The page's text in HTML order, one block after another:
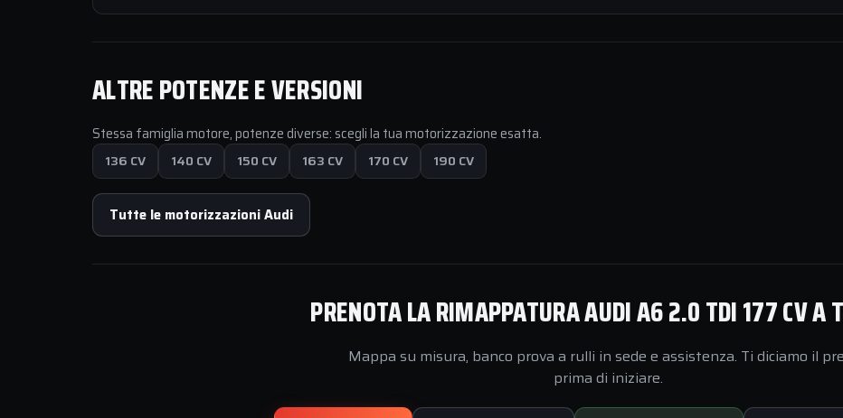
ALTRE POTENZE E VERSIONI
Stessa famiglia motore, potenze diverse: scegli la tua motorizzazione esatta.
136 CV
140 CV 150 CV 163 CV 170 CV 190 CV
Tutte le motorizzazioni Audi
PRENOTA LA RIMAPPATURA AUDI A6 2.0 TDI 177 CV A
Mappa su misura, banco prova a rulli in sede e assistenza. Ti diciamo il
prima di iniziare.